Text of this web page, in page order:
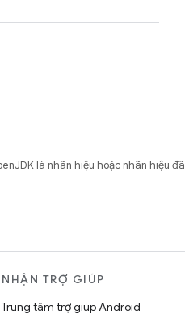
là nhãn hiệu hoặc nhãn hiệu đã
NHẬN TRỢ GIÚP
Trung tâm trợ giúp Android